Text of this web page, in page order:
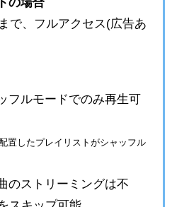
で、フルアクセス(広告あ
フルモードでのみ再生可
置したプレイリストがシャッフル
のストリーミングは不
スキップ可能。